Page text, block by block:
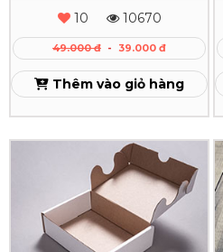
Gáy
Xem
10 10670
49.000 đ - 39.000 đ
Thêm vào giỏ hàng
Bồi